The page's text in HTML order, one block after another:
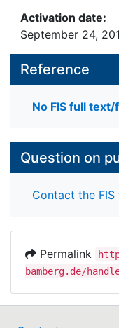
Activation date:
September 24,
Reference
No FIS full text/
Question on
Contact the FIS
Permalink
bamberg.de/